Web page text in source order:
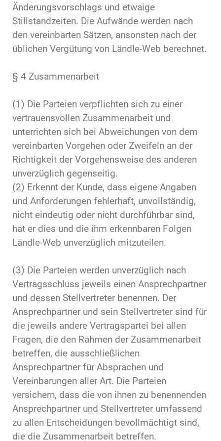
Änderungsvorschlags und etwaige
Stillstandzeiten. Die Aufwände werden nach
den vereinbarten Sätzen, ansonsten nach der
üblichen Vergütung von Ländle-Web berechnet.
§ 4 Zusammenarbeit
(1) Die Parteien verpflichten sich zu einer
vertrauensvollen Zusammenarbeit und
unterrichten sich bei Abweichungen von dem
vereinbarten Vorgehen oder Zweifeln an der
Richtigkeit der Vorgehensweise des anderen
unverzüglich gegenseitig.
(2) Erkennt der Kunde, dass eigene Angaben
und Anforderungen fehlerhaft, unvollständig,
nicht eindeutig oder nicht durchführbar sind,
hat er dies und die ihm erkennbaren Folgen
Ländle-Web unverzüglich mitzuteilen.
(3) Die Parteien werden unverzüglich nach
Vertragsschluss jeweils einen Ansprechpartner
und dessen Stellvertreter benennen. Der
Ansprechpartner und sein Stellvertreter sind für
die jeweils andere Vertragspartei bei allen
Fragen, die den Rahmen der Zusammenarbeit
betreffen, die ausschließlichen
Ansprechpartner für Absprachen und
Vereinbarungen aller Art. Die Parteien
versichern, dass die von ihnen zu benennenden
Ansprechpartner und Stellvertreter umfassend
zu allen Entscheidungen bevollmächtigt sind,
die die Zusammenarbeit betreffen.